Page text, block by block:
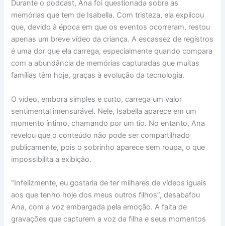
Durante o podcast, Ana foi questionada sobre as
memórias que tem de Isabella. Com tristeza, ela explicou
que, devido à época em que os eventos ocorreram, restou
apenas um breve vídeo da criança. A escassez de registros
é uma dor que ela carrega, especialmente quando compara
com a abundância de memórias capturadas que muitas
famílias têm hoje, graças à evolução da tecnologia.
O vídeo, embora simples e curto, carrega um valor
sentimental imensurável. Nele, Isabella aparece em um
momento íntimo, chamando por um tio. No entanto, Ana
revelou que o conteúdo não pode ser compartilhado
publicamente, pois o sobrinho aparece sem roupa, o que
impossibilita a exibição.
“Infelizmente, eu gostaria de ter milhares de vídeos iguais
aos que tenho hoje dos meus outros filhos”, desabafou
Ana, com a voz embargada pela emoção. A falta de
gravações que capturem a voz da filha e seus momentos